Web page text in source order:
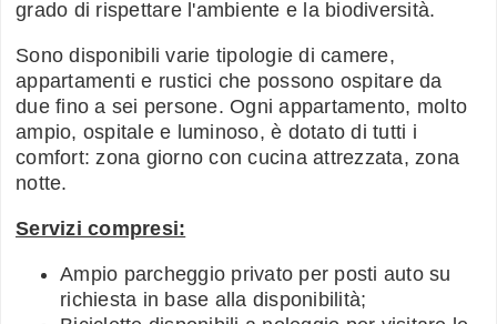
grado di rispettare l'ambiente e la biodiversità.
Sono disponibili varie tipologie di camere,
appartamenti e rustici che possono ospitare da
due fino a sei persone. Ogni appartamento, molto
ampio, ospitale e luminoso, è dotato di tutti i
comfort: zona giorno con cucina attrezzata, zona
notte.
Servizi compresi:
Ampio parcheggio privato per posti auto su
richiesta in base alla disponibilità;